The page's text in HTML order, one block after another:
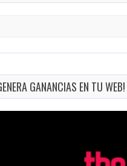
GANANCIAS EN TU WEB!